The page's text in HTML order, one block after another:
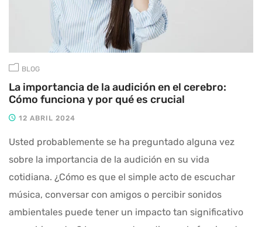
BLOG
La importancia de la audición en el cerebro:
Cómo funciona y por qué es crucial
12 ABRIL 2024
Usted probablemente se ha preguntado alguna vez
sobre la importancia de la audición en su vida
cotidiana. ¿Cómo es que el simple acto de escuchar
música, conversar con amigos o percibir sonidos
ambientales puede tener un impacto tan significativo